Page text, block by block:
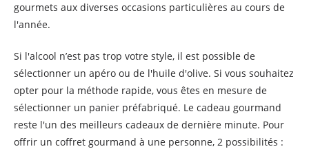
gourmets aux diverses occasions particulières au cours de
l'année.
Si l'alcool n’est pas trop votre style, il est possible de
sélectionner un apéro ou de l'huile d'olive. Si vous souhaitez
opter pour la méthode rapide, vous êtes en mesure de
sélectionner un panier préfabriqué. Le cadeau gourmand
reste l'un des meilleurs cadeaux de dernière minute. Pour
offrir un coffret gourmand à une personne, 2 possibilités :